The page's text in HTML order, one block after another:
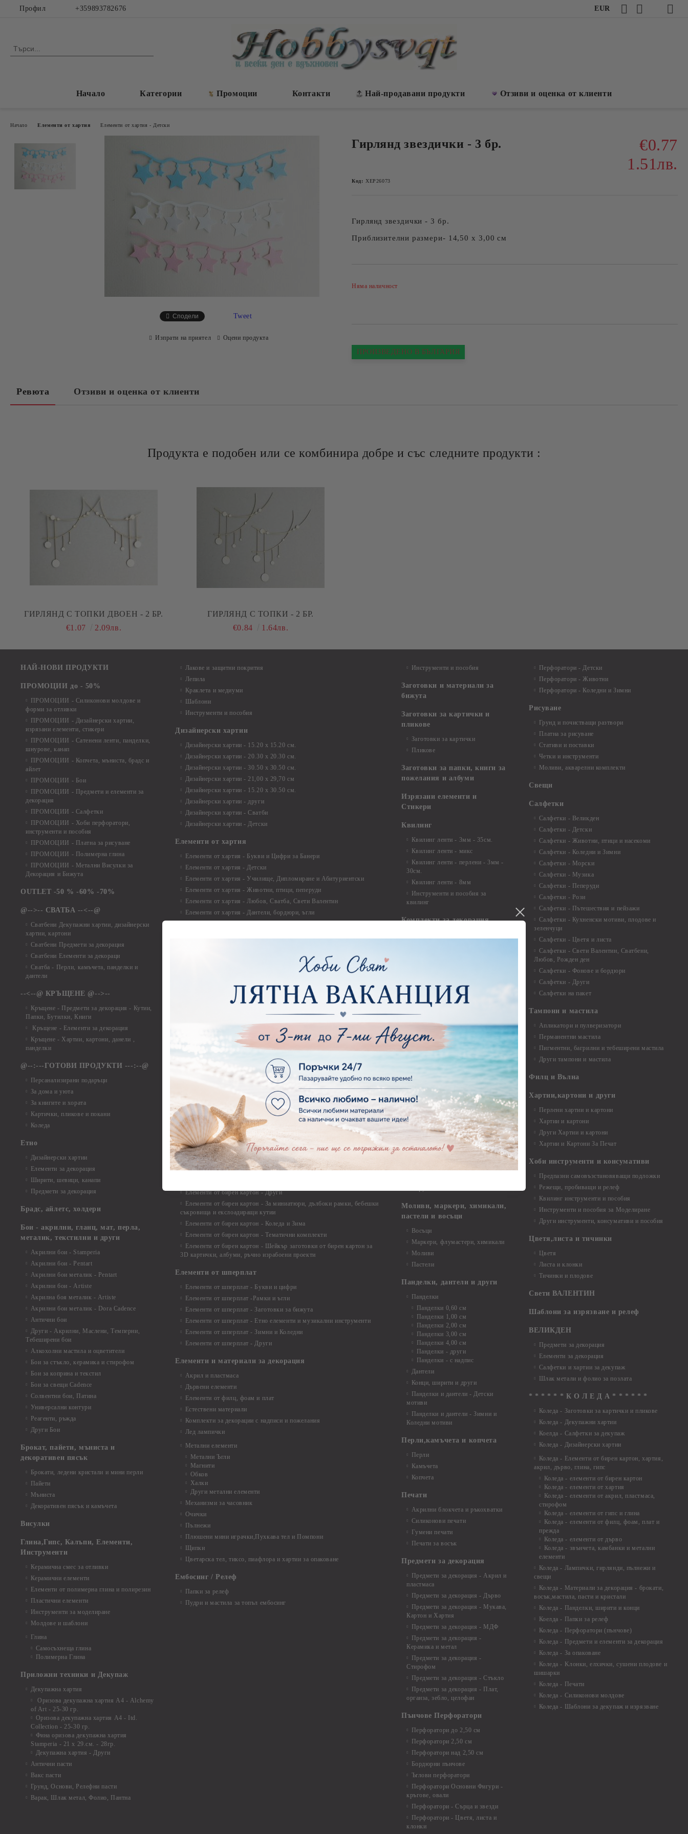
Профил +359893782676 EUR
Начало Категории Промоции Контакти Най-продавани продукти Отзиви и оценка от клиенти
Начало Елементи от хартия Елементи от хартия - Детски
Гирлянд звездички - 3 бр.
€0.77
1.51лв.
Код: ХЕР26073
Гирлянд звездички - 3 бр.
Приблизителни размери- 14,50 х 3,00 см
Няма наличност
ПРОИЗВЕДЕНО В БЪЛГАРИЯ
Сподели Tweet
Изпрати на приятел Оцени продукта
Ревюта Отзиви и оценка от клиенти
Продукта е подобен или се комбинира добре и със следните продукти :
ГИРЛЯНД С ТОПКИ ДВОЕН - 2 БР.
€1.07
2.09лв.
ГИРЛЯНД С ТОПКИ - 2 БР.
€0.84
1.64лв.
НАЙ-НОВИ ПРОДУКТИ
ПРОМОЦИИ до - 50%
ПРОМОЦИИ - Силиконови молдове и
форми за отливки
ПРОМОЦИИ - Дизайнерски хартии,
изрязани елементи, стикери
ПРОМОЦИИ - Сатенени ленти, панделки,
шнурове, канап
ПРОМОЦИИ - Копчета, мъниста, брадс и
айлет
ПРОМОЦИИ - Бои
ПРОМОЦИИ - Предмети и елементи за
декорация
ПРОМОЦИИ - Салфетки
ПРОМОЦИИ - Хоби перфоратори,
инструменти и пособия
ПРОМОЦИИ - Платна за рисуване
ПРОМОЦИИ - Полимерна глина
ПРОМОЦИИ - Метални Висулки за
Декорация и Бижута
OUTLET -50 % -60% -70%
@-->-- СВАТБА --<--@
Сватбени Декупажни хартии, дизайнерски
хартии, картони
Сватбени Предмети за декорация
Сватбени Елементи за декораци
Сватба - Перли, камъчета, панделки и
дантели
--<--@ КРЪЩЕНЕ @-->--
Кръщене - Предмети за декорация - Кутии,
Папки, Бутилки, Книги
Кръщене - Елементи за декорация
Кръщене - Хартии, картони, данели ,
панделки
@--:---ГОТОВИ ПРОДУКТИ ---:--@
Персанализирани подаръци
За дома и уюта
За книгите и хората
Картички, пликове и покани
Коледа
Етно
Дизайнерски хартии
Елементи за декорация
Ширити, шевици, канапи
Предмети за декорация
Брадс, айлетс, холдери
Бои - акрилни, гланц, мат, перла,
металик, текстилни и други
Акрилни бои - Stamperia
Акрилни бои - Pentart
Акрилни бои металик - Pentart
Акрилни бои - Artiste
Акрилна боя металик - Artiste
Акрилни бои металик - Dora Cadence
Антични бои
Други - Акрилни, Маслени, Темперни,
Тебеширени бои
Алкохолни мастила и оцветители
Бои за стъкло, керамика и стирофом
Бои за коприна и текстил
Бои за свещи Cadence
Солвентни бои, Патина
Универсални контури
Реагенти, ръжда
Други Бои
Брокат, пайети, мъниста и
декоративен пясък
Брокати, ледени кристали и мини перли
Пайети
Мъниста
Декоративен пясък и камъчета
Висулки
Глина,Гипс, Калъпи, Елементи,
Инструменти
Керамична смес за отливки
Керамични елементи
Елементи от полимерна глина и полирезин
Пластични елементи
Инструменти за моделиране
Молдове и шаблони
Глина
Самосъхнеща глина
Полимерна Глина
Приложни техники и Декупаж
Декупажна хартия
Оризова декупажна хартия А4 - Alchemy
of Art - 25-30 гр.
Оризова декупажна хартия А4 - Itd.
Collection - 25-30 гр.
Фина оризова декупажна хартия
Stamperia - 21 х 29.см. - 28гр.
Декупажна хартия - Други
Антични пасти
Вакс пасти
Грунд, Основи, Релефни пасти
Варак, Шлак метал, Фолио, Пантна
Лакове и защитни покрития
Лепила
Краклета и медиуми
Шаблони
Инструменти и пособия
Дизайнерски хартии
Дизайнерски хартии - 15.20 х 15.20 см.
Дизайнерски хартии - 20.30 х 20.30 см.
Дизайнерски хартии - 30.50 х 30.50 см.
Дизайнерски хартии - 21,00 х 29,70 см
Дизайнерски хартии - 15.20 x 30.50 см.
Дизайнерски хартии - други
Дизайнерски хартии - Сватби
Дизайнерски хартии - Детски
Елементи от хартия
Елементи от хартия - Букви и Цифри за Банери
Елементи от хартия - Детски
Елементи от хартия - Училище, Дипломиране и Абитуриентски
Елементи от хартия - Животни, птици, пеперуди
Елементи от хартия - Любов, Сватба, Свети Валентин
Елементи от хартия - Дантели, бордюри, ъгли
Елементи от хартия - Пътешествия и Фото моменти
Елементи то хартия - Такове, табелки, етикети
Елементи от хартия - Многопластови елементи
Елементи от хартия - Други
Елементи от хартия - Готови композиции
Елементи от хартия - Микс елементи
Елементи от хартия - Коледа и Зима
Елементи от бирен картон
Елементи от бирен картон - Декоративни рамки
Елементи от бирен картон - Надписи на български
Елементи от бирен картон - Ъгли и орнаменти
Елементи от бирен картон - Сватба
Елементи от бирен картон - Училище, Дипломиране и Завършване
Елементи от бирен картон - Бебшки и Детски елементи
Елементи от бирен картон - Цветя и Животни
Елементи от бирен картон - Стиймпънк и Мъжки елементи
Елементи от бирен картон - Други
Елементи от бирен картон - За миниатюри, дълбоки рамки, бебешки
съкровища и екслоадиращи кутии
Елементи от бирен картон - Коледа и Зима
Елементи от бирен картон - Тематични комплекти
Елементи от бирен картон - Шейкър заготовки от бирен картон за
3D картички, албуми, ръчно израбоени проекти
Елементи от шперплат
Елементи от шперплат - Букви и цифри
Елементи от шперплат -Рамки и ъгли
Елементи от шперплат - Заготовки за бижута
Елементи от шперплат - Етно елементи и музикални инструменти
Елементи от шперплат - Зимни и Коледни
Елементи от шперплат - Други
Елементи и материали за декорация
Акрил и пластмаса
Дървени елементи
Елементи от филц, фоам и плат
Естествени материали
Комплекти за декорации с надписи и пожелания
Лед лампички
Метални елементи
Метални Ъгли
Магнити
Обков
Халки
Други метални елементи
Механизми за часовник
Очички
Пълнежи
Плюшени мини играчки,Пухкава тел и Помпони
Щипки
Цветарска тел, тиксо, пиафлора и хартии за опаковане
Ембосинг / Релеф
Папки за релеф
Пудри и мастила за топъл ембосинг
Инструменти и пособия
Заготовки и материали за
бижута
Заготовки за картички и
пликове
Заготовки за картички
Пликове
Заготовки за папки, книги за
пожелания и албуми
Изрязани елементи и
Стикери
Квилинг
Квилинг ленти - 3мм - 35см.
Квилинг ленти - микс
Квилинг ленти - перлени - 3мм -
30см.
Квилинг ленти - 8мм
Инструменти и пособия за
квилинг
Комплекти за декорация
Лепила и лепящи средства
ленти
Велкро
Макраме
Макраме Основи - до 6,00 см
Макраме Основи - 7,00 - 15,00 см
Макраме Основи - над 15,00 см
Макраме - Други материали
Опаковки
Мебелен обков и аксесоари
Дръжки
Моливи, маркери, химикали,
пастели и восъци
Восъци
Маркери, флумастери, химикали
Моливи
Пастели
Панделки, дантели и други
Панделки
Панделки 0,60 см
Панделки 1,00 см
Панделки 2,00 см
Панделки 3,00 см
Панделки 4,00 см
Панделки - други
Панделки - с надпис
Дантели
Конци, ширити и други
Панделки и дантели - Детски
мотиви
Панделки и дантели - Зимни и
Коледни мотиви
Перли,камъчета и копчета
Перли
Камъчета
Копчета
Печати
Акрилни блокчета и ръкохватки
Силиконови печати
Гумени печати
Печати за восък
Предмети за декорация
Предмети за декорация - Акрил и
пластмаса
Предмети за декорация - Дърво
Предмети за декорация - Мукава,
Картон и Хартия
Предмети за декорация - МДФ
Предмети за декорация -
Керамика и метал
Предмети за декорация -
Стирофом
Предмети за декорация - Стъкло
Предмети за декорация - Плат,
органза, зебло, целофан
Пънчове Перфоратори
Перфоратори до 2,50 см
Перфоратори 2,50 см
Перфоратори над 2,50 см
Бордюрни пънчове
Ъглови перфоратори
Перфоратори Основни Фигури -
кръгове, овали
Перфоратори - Сърца и звезди
Перфоратори - Цветя, листа и
клонки
Перфоратори - Детски
Перфоратори - Животни
Перфоратори - Коледни и Зимни
Рисуване
Грунд и почистващи разтвори
Платна за рисуване
Стативи и поставки
Четки и инструменти
Моливи, акварелни комплекти
Свещи
Салфетки
Салфетки - Великден
Салфетки - Детски
Салфетки - Животни, птици и насекоми
Салфетки - Коледни и Зимни
Салфетки - Морски
Салфетки - Музика
Салфетки - Пеперуди
Салфетки - Рози
Салфетки - Пътешествия и пейзажи
Салфетки - Кухненски мотиви, плодове и
зеленчуци
Салфетки - Цветя и листа
Салфетки - Свети Валентин, Сватбени,
Любов, Рожден ден
Салфетки - Фонове и бордюри
Салфетки - Други
Салфетки на пакет
Тампони и мастила
Апликатори и пулверизатори
Перманентни мастила
Пигментни, багрилни и тебеширени мастила
Други тампони и мастила
Филц и Вълна
Хартии,картони и други
Перлени хартии и картони
Хартии и картони
Други Хартии и картони
Хартии и Картони За Печат
Хоби инструменти и консумативи
Предпазни самовъзстановяващи подложки
Режещи, пробиващи и релеф
Квилинг инструменти и пособия
Инструменти и пособия за Моделиране
Други инструменти, консумативи и пособия
Цветя,листа и тичинки
Цветя
Листа и клонки
Тичинки и плодове
Свети ВАЛЕНТИН
Шаблони за изрязване и релеф
ВЕЛИКДЕН
Предмети за декорация
Елементи за декорация
Салфетки и хартии за декупаж
Шлак метали и фолио за позлата
* * * * * * К О Л Е Д А * * * * * *
Коледа - Заготовки за картички и пликове
Коледа - Декупажни хартии
Коелда - Салфетки за декупаж
Коледа - Дизайнерски хартии
Коледа - Eлементи от бирен картон, хартия,
акрил, дърво, глина, гипс
Коледа - елементи от бирен картон
Коледа - елементи от хартия
Коледа - елементи от акрил, пластмаса,
стирофом
Коледа - елементи от гипс и глина
Коледа - елементи от филц, фоам, плат и
прежда
Коледа - елементи от дърво
Коледа - звънчета, камбанки и метални
елементи
Коледа - Лампички, гирлянди, пълнежи и
свещи
Коледа - Материали за декорация - брокати,
восък,мастила, пасти и кристали
Коледа - Панделки, ширити и конци
Коелда - Папки за релеф
Коледа - Перфоратори (пънчове)
Коледа - Предмети и елементи за декорация
Коледа - За опаковане
Коледа - Kлонки, елхички, сушени плодове и
шишарки
Коледа - Печати
Коледа - Силиконови молдове
Коледа - Шаблони за декупаж и изрязване